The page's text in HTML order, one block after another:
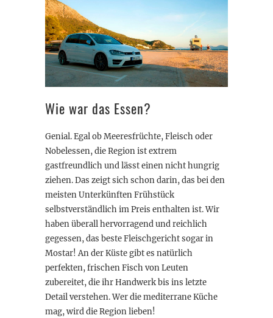
Wie war das Essen?
Genial. Egal ob Meeresfrüchte, Fleisch oder
Nobelessen, die Region ist extrem
gastfreundlich und lässt einen nicht hungrig
ziehen. Das zeigt sich schon darin, das bei den
meisten Unterkünften Frühstück
selbstverständlich im Preis enthalten ist. Wir
haben überall hervorragend und reichlich
gegessen, das beste Fleischgericht sogar in
Mostar! An der Küste gibt es natürlich
perfekten, frischen Fisch von Leuten
zubereitet, die ihr Handwerk bis ins letzte
Detail verstehen. Wer die mediterrane Küche
mag, wird die Region lieben!